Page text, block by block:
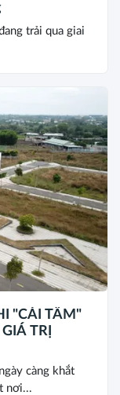
trải qua giai
"CÁI TÂM"
TRỊ
càng khắt
nơi...